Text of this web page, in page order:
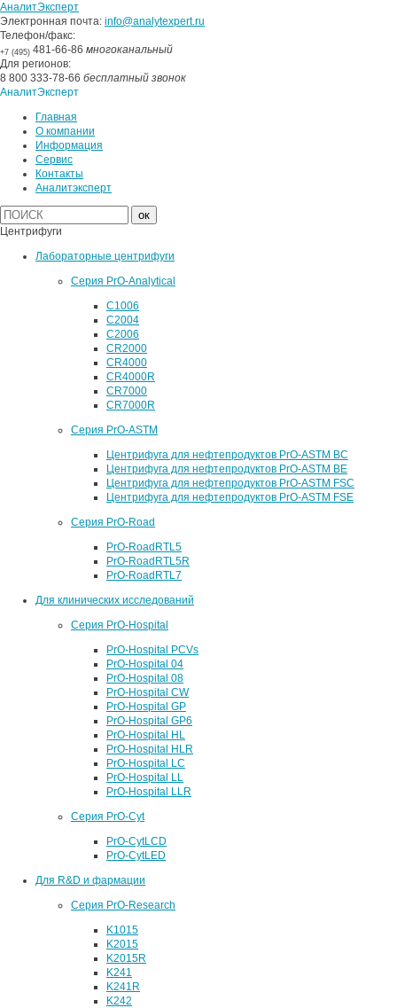
АналитЭксперт
Электронная почта: info@analytexpert.ru
Телефон/факс:
+7 (495) 481-66-86 многоканальный
Для регионов:
8 800 333-78-66 бесплатный звонок
АналитЭксперт
Главная
О компании
Информация
Сервис
Контакты
Аналитэксперт
Центрифуги
Лабораторные центрифуги
Серия PrO-Analytical
C1006
C2004
C2006
CR2000
CR4000
CR4000R
CR7000
CR7000R
Серия PrO-ASTM
Центрифуга для нефтепродуктов PrO-ASTM BC
Центрифуга для нефтепродуктов PrO-ASTM BE
Центрифуга для нефтепродуктов PrO-ASTM FSC
Центрифуга для нефтепродуктов PrO-ASTM FSE
Серия PrO-Road
PrO-RoadRTL5
PrO-RoadRTL5R
PrO-RoadRTL7
Для клинических исследований
Серия PrO-Hospital
PrO-Hospital PCVs
PrO-Hospital 04
PrO-Hospital 08
PrO-Hospital CW
PrO-Hospital GP
PrO-Hospital GP6
PrO-Hospital HL
PrO-Hospital HLR
PrO-Hospital LC
PrO-Hospital LL
PrO-Hospital LLR
Серия PrO-Cyt
PrO-CytLCD
PrO-CytLED
Для R&D и фармации
Серия PrO-Research
K1015
K2015
K2015R
K241
K241R
K242